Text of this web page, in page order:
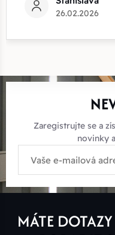
26.02.2026
Zaregistrujte se a
novinky
MÁTE